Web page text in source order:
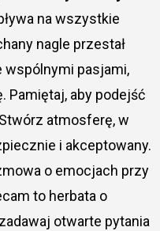
na wszystkie
nagle przestał
wspólnymi pasjami,
Pamiętaj, aby podejść
atmosferę, w
i akceptowany.
o emocjach przy
to herbata o
otwarte pytania